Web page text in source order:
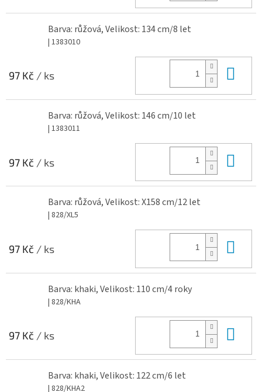
Barva: růžová, Velikost: 134 cm/8 let
| 1383010
97 Kč / ks
Barva: růžová, Velikost: 146 cm/10 let
| 1383011
97 Kč / ks
Barva: růžová, Velikost: X158 cm/12 let
| 828/XL5
97 Kč / ks
Barva: khaki, Velikost: 110 cm/4 roky
| 828/KHA
97 Kč / ks
Barva: khaki, Velikost: 122 cm/6 let
| 828/KHA2